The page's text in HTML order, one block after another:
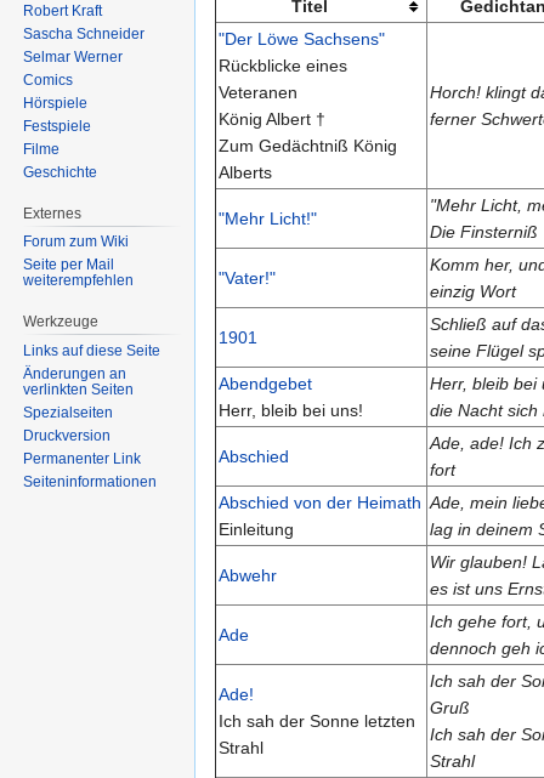
Titel
"Der Löwe Sachsens"
Rückblicke eines
Veteranen
König Albert †
Zum Gedächtniß König
Alberts
Horch! klingt
ferner
"Mehr Licht!"
"Mehr Licht,
Die Finsterniß
"Vater!"
Komm her,
einzig Wort
1901
Schließ auf
seine Flügel
Abendgebet
Herr, bleib bei uns!
Herr, bleib bei
die Nacht sich
Abschied
Ade, ade! Ich
fort
Abschied von der Heimath
Einleitung
Ade, mein
lag in deinem
Abwehr
Wir glauben!
es ist uns
Ade
Ich gehe fort,
dennoch geh
Ade!
Ich sah der Sonne letzten
Strahl
Ich sah der
Gruß
Ich sah der
Strahl
Robert Kraft
Sascha Schneider
Selmar Werner
Comics
Hörspiele
Festspiele
Filme
Geschichte
Externes
Forum zum Wiki
Seite per Mail
weiterempfehlen
Werkzeuge
Links auf diese Seite
Änderungen an
verlinkten Seiten
Spezialseiten
Druckversion
Permanenter Link
Seiten­informationen